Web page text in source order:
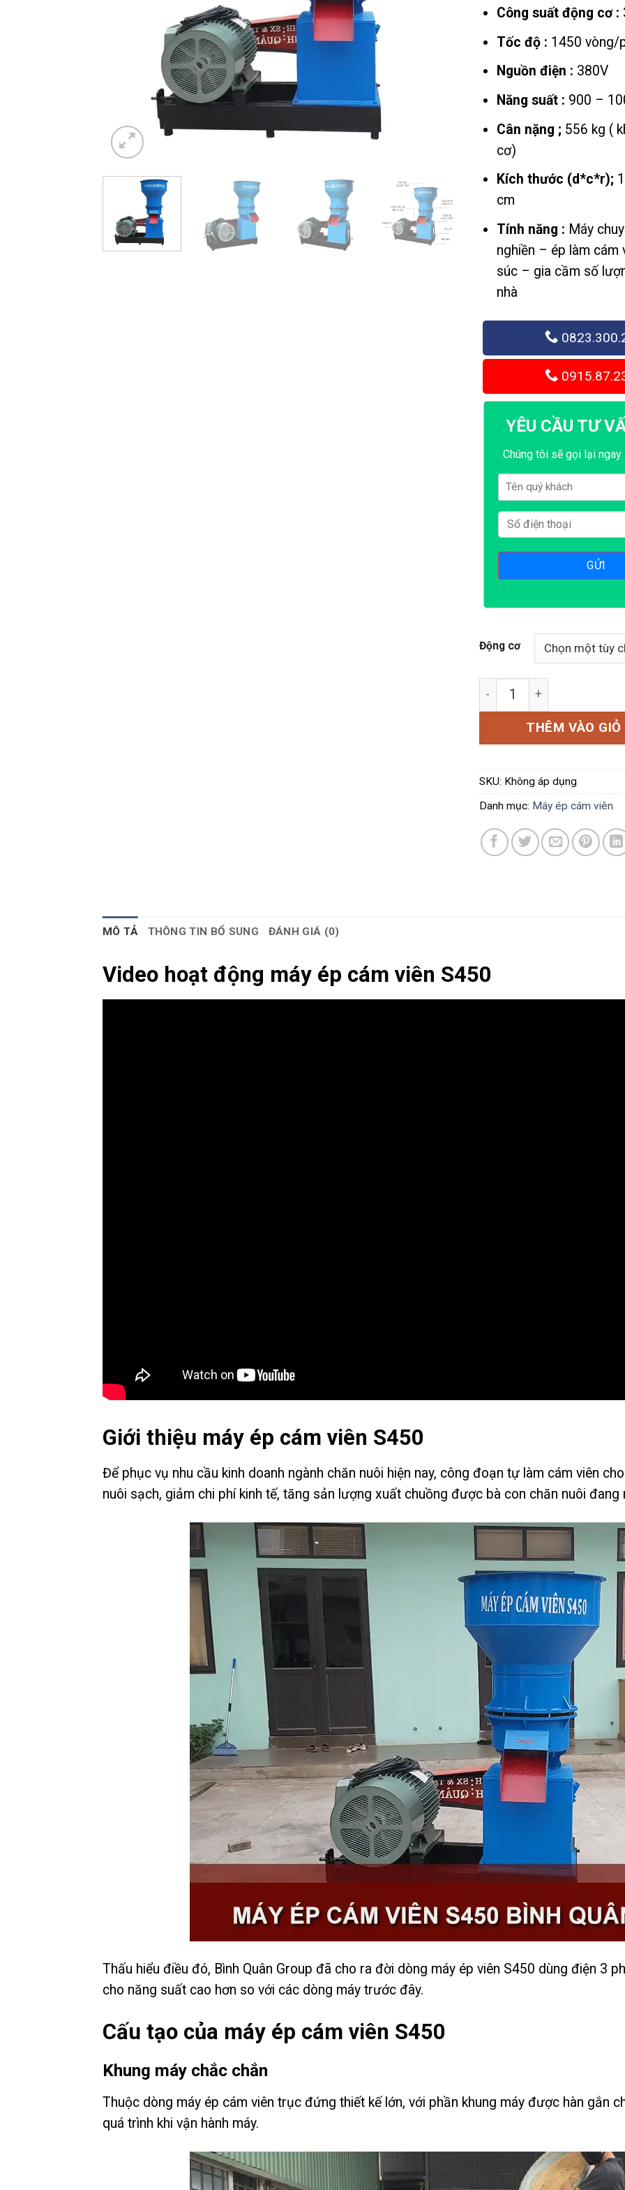
đến
Công suất động cơ :
Tốc độ : 1450 vòng/
Nguồn điện : 380V
Năng suất : 900 –
Cân nặng ; 556 kg (
cơ)
Kích thước (d*c*r);
cm
Tính năng : Máy
nghiền – ép làm cám
súc – gia cầm số
nhà
YÊU CẦU TƯ
Chúng tôi sẽ gọi lại ngay
Động cơ
Máy ép cám viên S450 số
THÊM VÀO GIỎ
SKU: Không áp dụng
Danh mục: Máy ép cám viên
MÔ TẢ THÔNG TIN BỔ SUNG ĐÁNH GIÁ (0)
Video hoạt động máy ép cám viên S450
Giới thiệu máy ép cám viên S450
Để phục vụ nhu cầu kinh doanh ngành chăn nuôi hiện nay, công đoạn tự làm cám viên
nuôi sạch, giảm chi phí kinh tế, tăng sản lượng xuất chuồng được bà con chăn nuôi đang
Thấu hiểu điều đó, Bình Quân Group đã cho ra đời dòng máy ép viên S450 dùng điện 3
cho năng suất cao hơn so với các dòng máy trước đây.
Cấu tạo của máy ép cám viên S450
Khung máy chắc chắn
Thuộc dòng máy ép cám viên trục đứng thiết kế lớn, với phần khung máy được hàn gắn
quá trình khi vận hành máy.